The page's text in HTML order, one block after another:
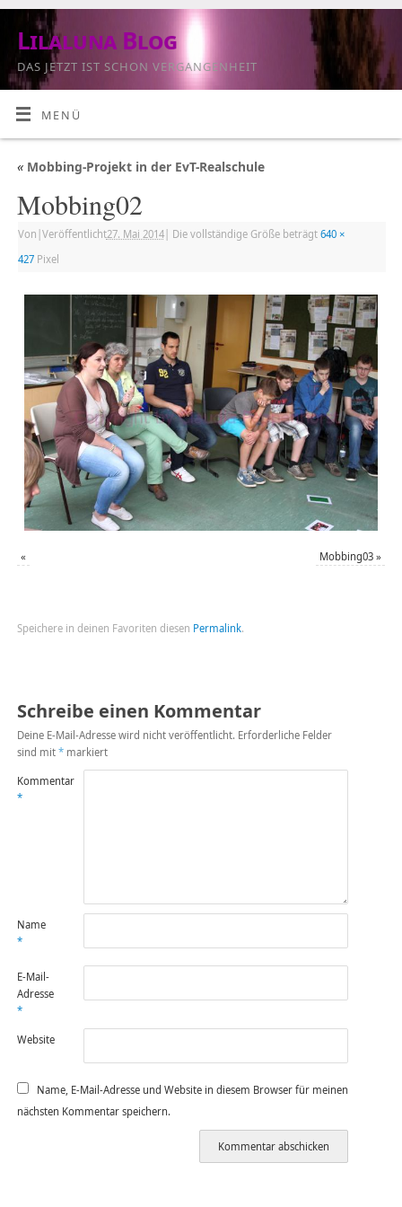
Lilaluna Blog
DAS JETZT IST SCHON VERGANGENHEIT
MENÜ
«Mobbing-Projekt in der EvT-Realschule
Mobbing02
Von Veröffentlicht27. Mai 2014| Die vollständige Größe beträgt 640 ×
427Pixel
« Mobbing03 »
Speichere in deinen Favoriten diesen Permalink.
Schreibe einen Kommentar
Deine E-Mail-Adresse wird nicht veröffentlicht. Erforderliche Felder
sind mit *markiert
Kommentar
*
Name
*
E-Mail-
Adresse
*
Website
Name, E-Mail-Adresse und Website in diesem Browser für meinen
nächsten Kommentar speichern.